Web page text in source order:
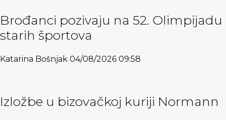
Brođanci pozivaju na 52. Olimpijadu
starih športova
Katarina Bošnjak 04/08/2026 09:58
Izložbe u bizovačkoj kuriji Normann